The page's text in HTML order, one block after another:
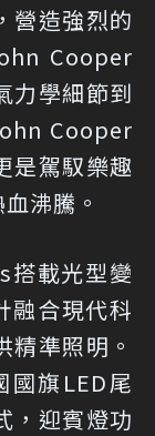
營造強烈的
Cooper
力學細節到
Cooper
是駕馭樂趣
沸騰。
載光型變
融合現代科
準照明。
旗LED尾
，迎賓燈功